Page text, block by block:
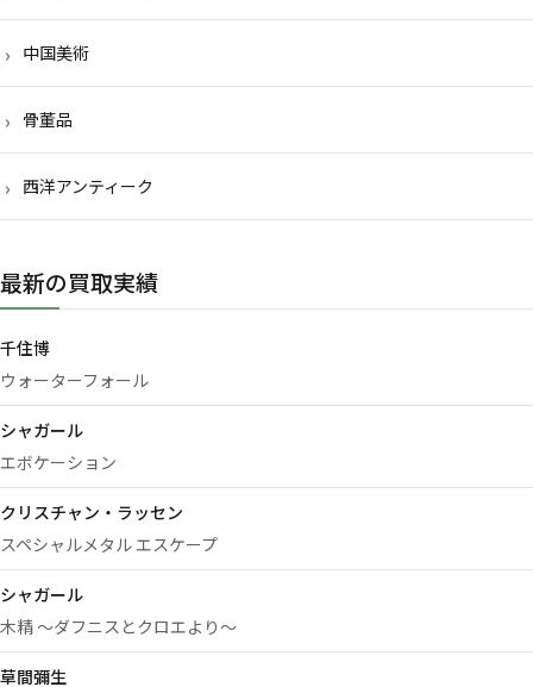
中国美術
骨董品
西洋アンティーク
最新の買取実績
千住博
ウォーターフォール
シャガール
エボケーション
クリスチャン・ラッセン
スペシャルメタル エスケープ
シャガール
木精 ～ダフニスとクロエより～
草間彌生